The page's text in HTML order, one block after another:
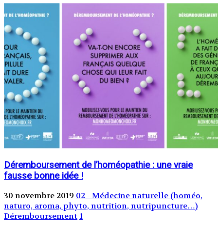
Déremboursement de l’homéopathie : une vraie
fausse bonne idée !
30 novembre 2019 02 - Médecine naturelle (homéo,
naturo, aroma, phyto, nutrition, nutripuncture…)
Déremboursement 1